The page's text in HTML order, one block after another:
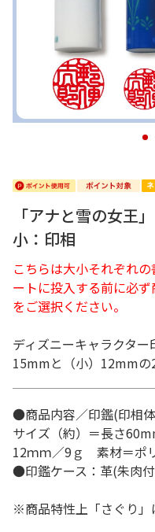
1
「アナと雪の女
小：印相
こちらは大小それぞれ
ートに投入する前に必
をご選択ください。
ディズニーキャラクター
15mmと（小）12mmの
●商品内容／印鑑(印相
サイズ（約）＝長さ
12ｍｍ／9ｇ 素材＝ポ
●印鑑ケース：革(朱肉
※商品特性上「さぐり